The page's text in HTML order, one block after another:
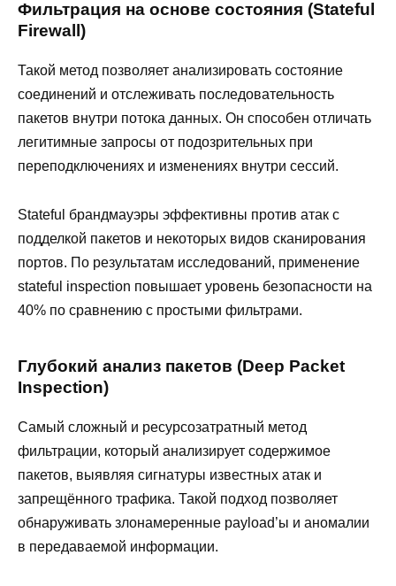
Фильтрация на основе состояния (Stateful
Firewall)
Такой метод позволяет анализировать состояние
соединений и отслеживать последовательность
пакетов внутри потока данных. Он способен отличать
легитимные запросы от подозрительных при
переподключениях и изменениях внутри сессий.
Stateful брандмауэры эффективны против атак с
подделкой пакетов и некоторых видов сканирования
портов. По результатам исследований, применение
stateful inspection повышает уровень безопасности на
40% по сравнению с простыми фильтрами.
Глубокий анализ пакетов (Deep Packet
Inspection)
Самый сложный и ресурсозатратный метод
фильтрации, который анализирует содержимое
пакетов, выявляя сигнатуры известных атак и
запрещённого трафика. Такой подход позволяет
обнаруживать злонамеренные payload’ы и аномалии
в передаваемой информации.